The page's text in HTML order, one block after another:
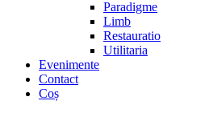
Paradigme
Limb
Restauratio
Utilitaria
Evenimente
Contact
Coș